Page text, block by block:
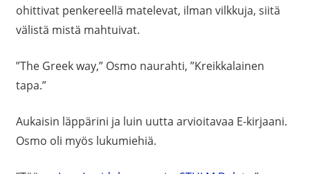
ohittivat penkereellä matelevat, ilman vilkkuja, siitä
välistä mistä mahtuivat.
”The Greek way,” Osmo naurahti, ”Kreikkalainen
tapa.”
Aukaisin läppärini ja luin uutta arvioitavaa E-kirjaani.
Osmo oli myös lukumiehiä.